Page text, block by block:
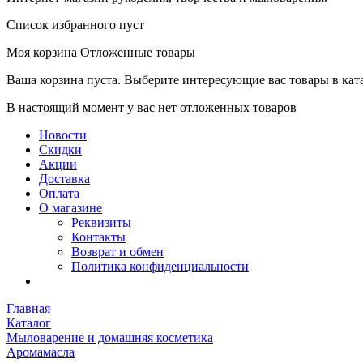
Список избранного пуст
Моя корзина Отложенные товары
Ваша корзина пуста. Выберите интересующие вас товары в
В настоящий момент у вас нет отложенных товаров
Новости
Скидки
Акции
Доставка
Оплата
О магазине
Реквизиты
Контакты
Возврат и обмен
Политика конфиденциальности
Главная
Каталог
Мыловарение и домашняя косметика
Аромамасла